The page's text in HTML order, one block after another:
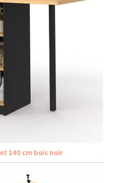
140 cm bois noir